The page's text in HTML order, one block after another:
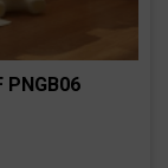
PNGB06